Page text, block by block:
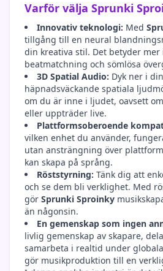
Varför välja Sprunki
Innovativ teknologi: Med
tillgång till en neural
din kreativa stil. Det betyder
beatmatchning och sömlösa
3D Spatial Audio: Dyk ner i
häpnadsväckande spatiala
om du är inne i ljudet, oavsett
eller uppträder live.
Plattformsoberoende
vilken enhet du använder,
utan ansträngning över
kan skapa på språng.
Röststyrning: Tänk dig att
och se dem bli verklighet. Med
gör Sprunki Sproinky
än någonsin.
En gemenskap som ingen
livlig gemenskap av skapare,
samarbeta i realtid under
gör musikproduktion till en